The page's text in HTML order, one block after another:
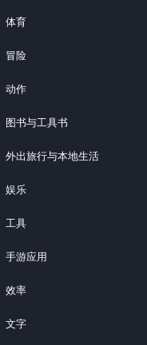
体育
冒险
动作
图书与工具书
外出旅行与本地生活
娱乐
工具
手游应用
效率
文字